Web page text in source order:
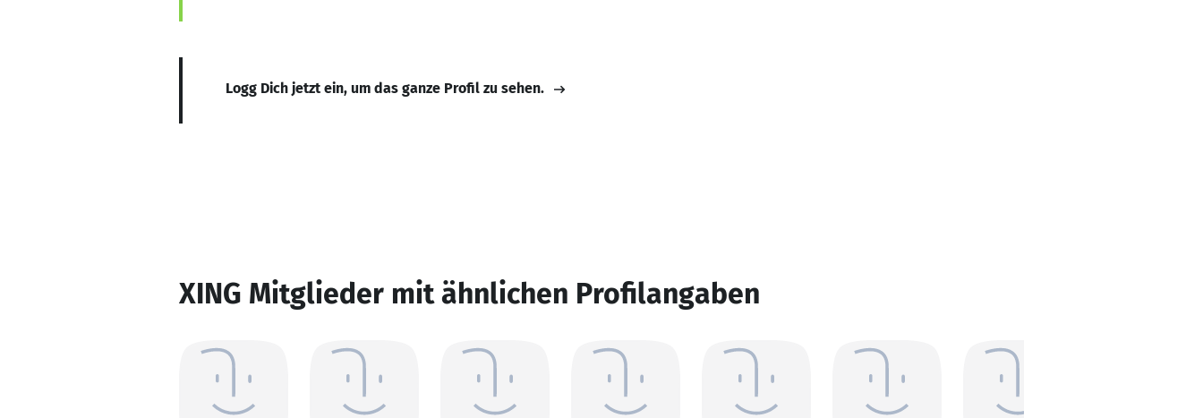
Logg Dich jetzt ein, um das ganze Profil zu sehen.
XING Mitglieder mit ähnlichen Profilangaben